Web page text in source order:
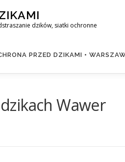
dzików, siatki ochronne
PRZED DZIKAMI •
Wawer